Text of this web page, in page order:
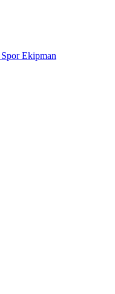
Spor Ekipman